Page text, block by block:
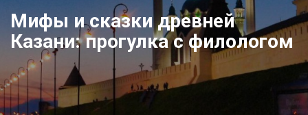
Мифы и сказки древней
Казани: прогулка с филологом